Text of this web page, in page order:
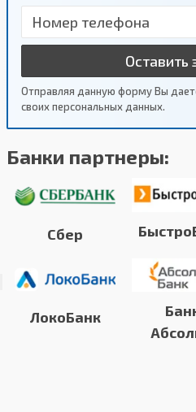
Оставить
Отправляя данную форму Вы
своих персональных данных.
Банки партнеры:
Сбер
ЛокоБанк